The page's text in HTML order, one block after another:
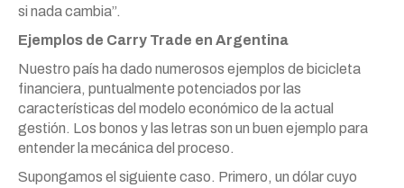
si nada cambia”.
Ejemplos de Carry Trade en Argentina
Nuestro país ha dado numerosos ejemplos de bicicleta
financiera, puntualmente potenciados por las
características del modelo económico de la actual
gestión. Los bonos y las letras son un buen ejemplo para
entender la mecánica del proceso.
Supongamos el siguiente caso. Primero, un dólar cuyo